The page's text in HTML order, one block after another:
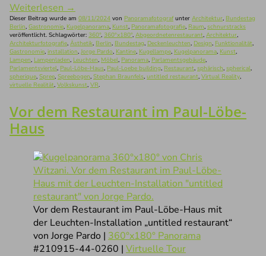
Weiterlesen →
Dieser Beitrag wurde am 08/11/2024 von Panoramafotografunter Architektur, Bundestag
Berlin, Gastronomie, Kugelpanorama, Kunst, Panoramafotografie, Raum, schnurstracks
veröffentlicht. Schlagwörter: 360°, 360°x180°, Abgeordnetenrestaurant, Architektur,
Architekturfotografie, Ästhetik, Berlin, Bundestag, Deckenleuchten, Design, Funktionalität,
Gastronomie, installation, Jorge Pardo, Kantine, Kugellampe, Kugelpanorama, Kunst,
Lampen, Lampenladen, Leuchten, Möbel, Panorama, Parlamentsgebäude,
Parlamentsviertel, Paul-Löbe-Haus, Paul-Loebe building, Restaurant, sphärisch, spherical,
spherique, Spree, Spreebogen, Stephan Braunfels, untitled restaurant, Virtual Reality,
virtuelle Realität, Volkskunst, VR.
Vor dem Restaurant im Paul-Löbe-
Haus
Vor dem Restaurant im Paul-Löbe-Haus mit
der Leuchten-Installation „untitled restaurant“
von Jorge Pardo | 360°x180° Panorama
#210915-44-0260 | Virtuelle Tour